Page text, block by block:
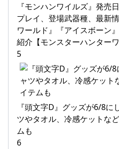
『モンハンワイルズ』発売
プレイ、登場武器種、最新
ワールド』『アイスボーン
紹介【モンスターハンターワ
5
『頭文字D』グッズが6/8に
ツやタオル、冷感ケットな
ムも
6